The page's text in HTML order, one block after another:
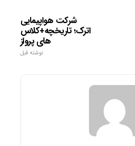
شرکت هواپیمایی
اترک؛ تاریخچه+کلاس
های پرواز
نوشته قبل